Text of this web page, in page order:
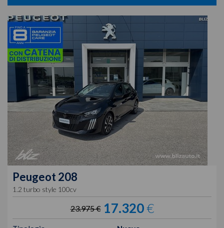
Peugeot 208
1.2 turbo style 100cv
23.975 € 17.320€